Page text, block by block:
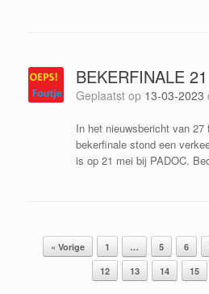
BEKERFINALE
Geplaatst op 13-03-2023
In het nieuwsbericht van 27
bekerfinale stond een
is op 21 mei bij PADOC.
Bericht navigatie
« Vorige 1 … 5 6
12
13 14 15